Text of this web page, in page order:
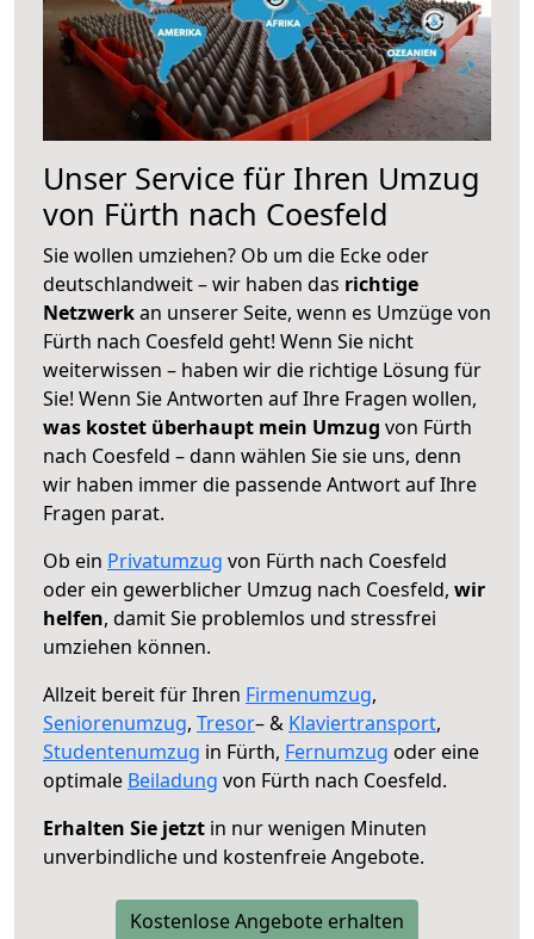
Unser Service für Ihren Umzug
von Fürth nach Coesfeld
Sie wollen umziehen? Ob um die Ecke oder
deutschlandweit – wir haben das richtige
Netzwerkan unserer Seite, wenn es Umzüge von
Fürth nach Coesfeld geht! Wenn Sie nicht
weiterwissen – haben wir die richtige Lösung für
Sie! Wenn Sie Antworten auf Ihre Fragen wollen,
was kostet überhaupt mein Umzug von Fürth
nach Coesfeld – dann wählen Sie sie uns, denn
wir haben immer die passende Antwort auf Ihre
Fragen parat.
Ob ein Privatumzug von Fürth nach Coesfeld
oder ein gewerblicher Umzug nach Coesfeld, wir
helfen, damit Sie problemlos und stressfrei
umziehen können.
Allzeit bereit für Ihren Firmenumzug,
Seniorenumzug, Tresor– & Klaviertransport,
Studentenumzug in Fürth, Fernumzug oder eine
optimale Beiladung von Fürth nach Coesfeld.
Erhalten Sie jetzt in nur wenigen Minuten
unverbindliche und kostenfreie Angebote.
Kostenlose Angebote erhalten